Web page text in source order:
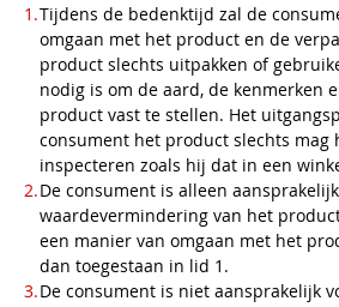
Tijdens de bedenktijd zal de
omgaan met het product en de
product slechts uitpakken of
nodig is om de aard, de kenmerken
product vast te stellen. Het
consument het product slechts mag
inspecteren zoals hij dat in een
De consument is alleen
waardevermindering van het
een manier van omgaan met het
dan toegestaan in lid 1.
De consument is niet aansprakelijk